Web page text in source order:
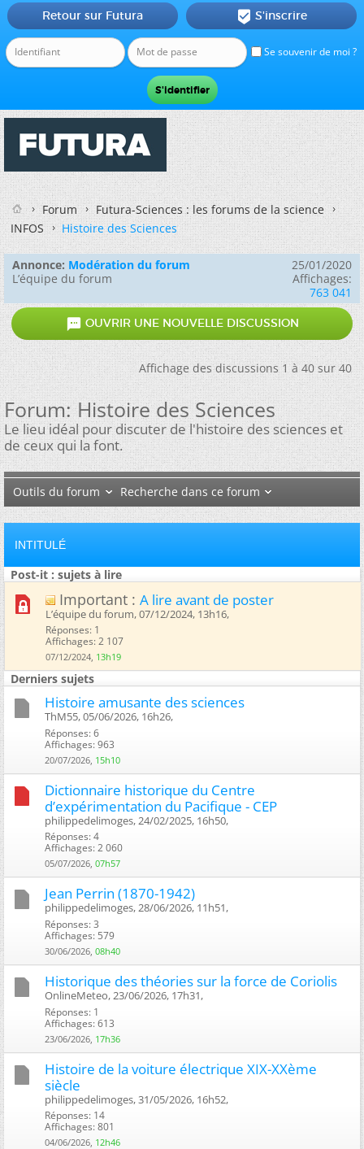
Se souvenir de moi ?
Retour sur Futura  S'inscrire
Forum
Futura-Sciences : les forums de la science
INFOS
Histoire des Sciences
Annonce: Modération du forum
L’équipe du forum
25/01/2020
Affichages:
763 041
 OUVRIR UNE NOUVELLE DISCUSSION
Affichage des discussions 1 à 40 sur 40
Forum:Histoire des Sciences
Le lieu idéal pour discuter de l'histoire des sciences et
de ceux qui la font.
Outils du forum Recherche dans ce forum
INTITULÉ
Post-it : sujets à lire
Important : A lire avant de poster
L’équipe du forum, 07/12/2024, 13h16, ‎
Réponses: 1
Affichages: 2 107
07/12/2024, 13h19
Derniers sujets
Histoire amusante des sciences
ThM55, 05/06/2026, 16h26, ‎
Réponses: 6
Affichages: 963
20/07/2026, 15h10
Dictionnaire historique du Centre
d’expérimentation du Pacifique - CEP
philippedelimoges, 24/02/2025, 16h50, ‎
Réponses: 4
Affichages: 2 060
05/07/2026, 07h57
Jean Perrin (1870-1942)
philippedelimoges, 28/06/2026, 11h51, ‎
Réponses: 3
Affichages: 579
30/06/2026, 08h40
Historique des théories sur la force de Coriolis
OnlineMeteo, 23/06/2026, 17h31, ‎
Réponses: 1
Affichages: 613
23/06/2026, 17h36
Histoire de la voiture électrique XIX-XXème
siècle
philippedelimoges, 31/05/2026, 16h52, ‎
Réponses: 14
Affichages: 801
04/06/2026, 12h46